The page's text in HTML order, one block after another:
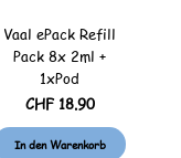
Vaal ePack Refill
Pack 8x 2ml +
1xPod
Preis
CHF 18.90
In den Warenkorb